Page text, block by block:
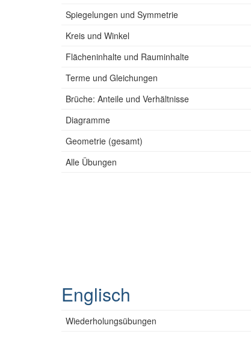
Spiegelungen und Symmetrie
Kreis und Winkel
Flächeninhalte und Rauminhalte
Terme und Gleichungen
Brüche: Anteile und Verhältnisse
Diagramme
Geometrie (gesamt)
Alle Übungen
Englisch
Wiederholungsübungen